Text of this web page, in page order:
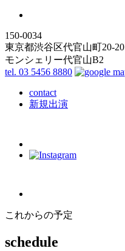
150-0034
東京都渋谷区代官山町20-20
モンシェリー代官山B2
tel. 03 5456 8880
contact
新規出演
これからの予定
schedule